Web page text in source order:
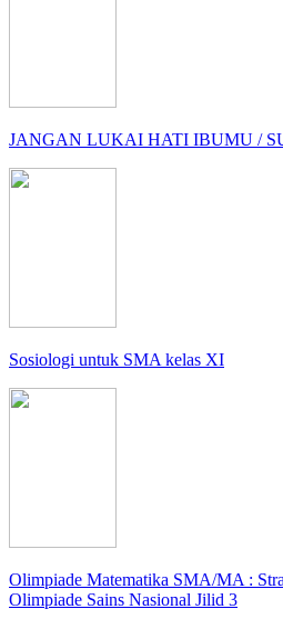
JANGAN LUKAI HATI IBUMU /
Sosiologi untuk SMA kelas XI
Olimpiade Matematika SMA/MA :
Olimpiade Sains Nasional Jilid 3